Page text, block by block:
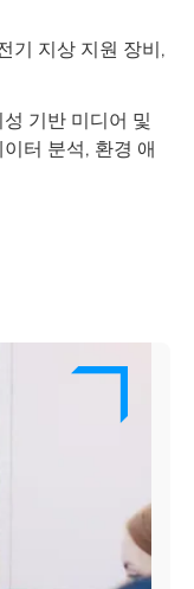
기 지상 지원 장비,
기반 미디어 및
터 분석, 환경 애